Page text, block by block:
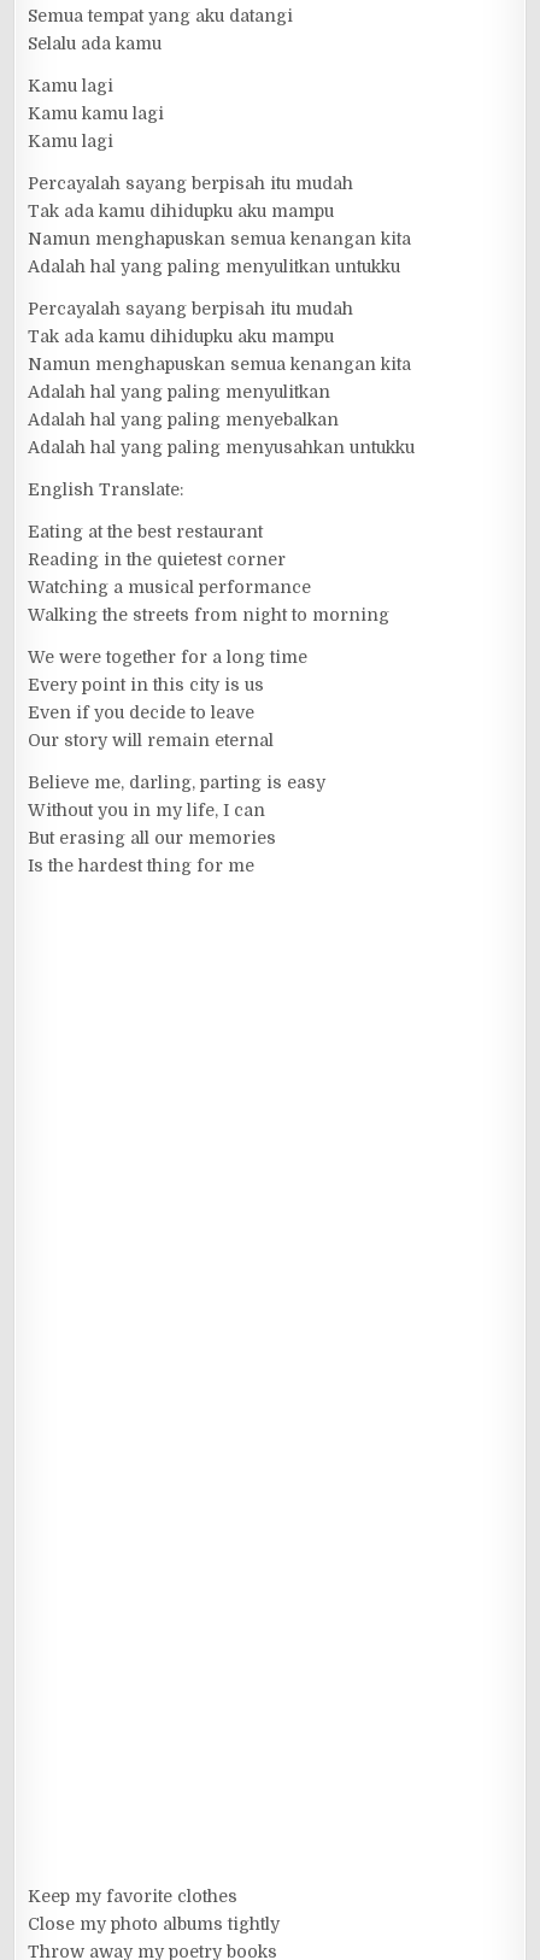
Semua tempat yang aku datangi
Selalu ada kamu
Kamu lagi
Kamu kamu lagi
Kamu lagi
Percayalah sayang berpisah itu mudah
Tak ada kamu dihidupku aku mampu
Namun menghapuskan semua kenangan kita
Adalah hal yang paling menyulitkan untukku
Percayalah sayang berpisah itu mudah
Tak ada kamu dihidupku aku mampu
Namun menghapuskan semua kenangan kita
Adalah hal yang paling menyulitkan
Adalah hal yang paling menyebalkan
Adalah hal yang paling menyusahkan untukku
English Translate:
Eating at the best restaurant
Reading in the quietest corner
Watching a musical performance
Walking the streets from night to morning
We were together for a long time
Every point in this city is us
Even if you decide to leave
Our story will remain eternal
Believe me, darling, parting is easy
Without you in my life, I can
But erasing all our memories
Is the hardest thing for me
Keep my favorite clothes
Close my photo albums tightly
Throw away my poetry books